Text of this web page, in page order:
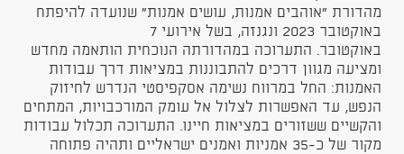
מהדורת "אוהבים אמנות, עושים אמנות" שנועדה להיפתח
באוקטובר 2023 ונגנזה, בשל אירועי 7
באוקטובר. התערוכה במהדורתה הנוכחית הותאמה מחדש
ומציעה מגוון דרכים להתבוננות במציאות דרך עבודות
האמנות: החל במרווח נשימה אסקפיסטי הנדרש לחיזוק
הנפש, עד האפשרות לצלול אל עומק המורכבויות, המתחים
והקשיים ששזורים במציאות חיינו. התערוכה תכלול עבודות
מקור של כ-35 אמניות ואמנים ישראליים ותהיה פתוחה